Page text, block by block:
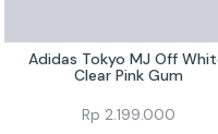
Adidas Tokyo MJ Off
Clear Pink Gum
Rp 2.199.000